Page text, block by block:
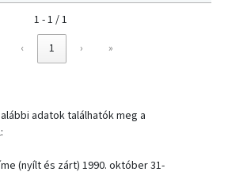
1 - 1 / 1
‹ 1 › »
adatok találhatók meg a
(nyílt és zárt) 1990. október 31-